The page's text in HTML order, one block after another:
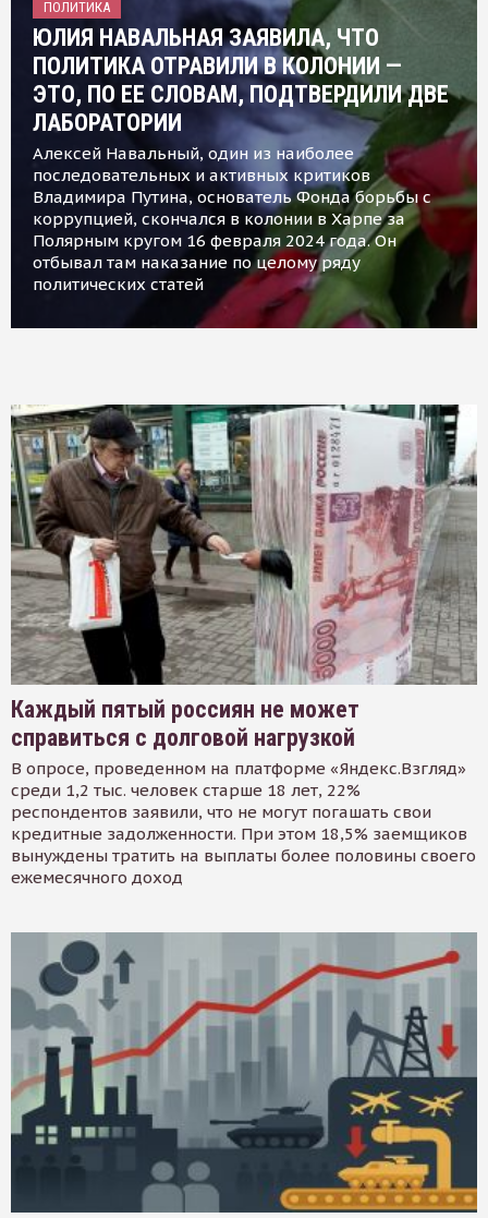
ПОЛИТИКА
ЮЛИЯ НАВАЛЬНАЯ ЗАЯВИЛА, ЧТО
ПОЛИТИКА ОТРАВИЛИ В КОЛОНИИ —
ЭТО, ПО ЕЕ СЛОВАМ, ПОДТВЕРДИЛИ ДВЕ
ЛАБОРАТОРИИ
Алексей Навальный, один из наиболее
последовательных и активных критиков
Владимира Путина, основатель Фонда борьбы с
коррупцией, скончался в колонии в Харпе за
Полярным кругом 16 февраля 2024 года. Он
отбывал там наказание по целому ряду
политических статей
Каждый пятый россиян не может
справиться с долговой нагрузкой
В опросе, проведенном на платформе «Яндекс.Взгляд»
среди 1,2 тыс. человек старше 18 лет, 22%
респондентов заявили, что не могут погашать свои
кредитные задолженности. При этом 18,5% заемщиков
вынуждены тратить на выплаты более половины своего
ежемесячного доход